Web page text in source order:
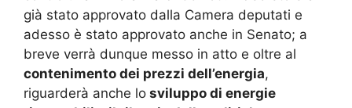
già stato approvato dalla Camera deputati e
adesso è stato approvato anche in Senato; a
breve verrà dunque messo in atto e oltre al
contenimento dei prezzi dell’energia,
riguarderà anche lo sviluppo di energie